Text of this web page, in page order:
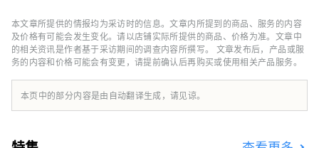
本文章所提供的情报均为采访时的信息。文章内所提到的商品、服务的内容
及价格有可能会发生变化。请以店铺实际所提供的商品、价格为准。文章中
的相关资讯是作者基于采访期间的调查内容所撰写。 文章发布后，产品或服
务的内容和价格可能会有变更，请提前确认后再购买或使用相关产品服务。
本页中的部分内容是由自动翻译生成，请见谅。